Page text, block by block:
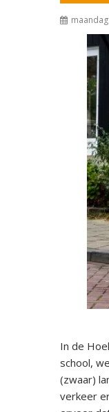
In de
school,
(zwaar)
verkeer